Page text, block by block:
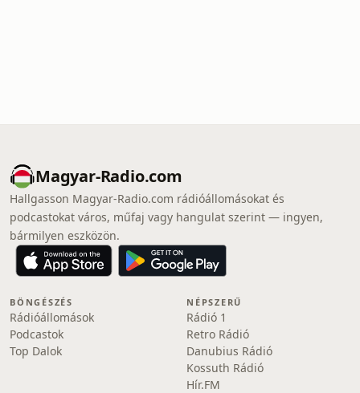
Magyar-Radio.com
Hallgasson Magyar-Radio.com rádióállomásokat és
podcastokat város, műfaj vagy hangulat szerint — ingyen,
bármilyen eszközön.
BÖNGÉSZÉS
Rádióállomások
Podcastok
Top Dalok
NÉPSZERŰ
Rádió 1
Retro Rádió
Danubius Rádió
Kossuth Rádió
Hír.FM